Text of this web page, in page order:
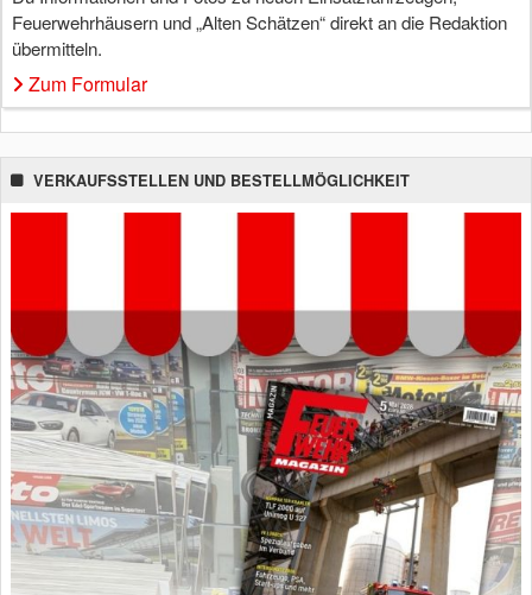
Feuerwehrhäusern und „Alten Schätzen“ direkt an die Redaktion
übermitteln.
Zum Formular
VERKAUFSSTELLEN UND BESTELLMÖGLICHKEIT